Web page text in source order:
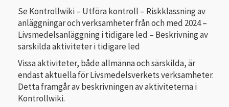
Se Kontrollwiki – Utföra kontroll – Riskklassning av
anläggningar och verksamheter från och med 2024 –
Livsmedelsanläggning i tidigare led – Beskrivning av
särskilda aktiviteter i tidigare led
Vissa aktiviteter, både allmänna och särskilda, är
endast aktuella för Livsmedelsverkets verksamheter.
Detta framgår av beskrivningen av aktiviteterna i
Kontrollwiki.